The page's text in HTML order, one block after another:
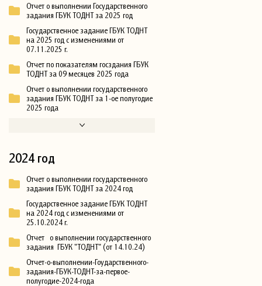
Отчет о выполнении Государственного
задания ГБУК ТОДНТ за 2025 год
Государственное задание ГБУК ТОДНТ
на 2025 год с изменениями от
07.11.2025 г.
Отчет по показателям госздания ГБУК
ТОДНТ за 09 месяцев 2025 года
Отчет о выполнении государственного
задания ГБУК ТОДНТ за 1-ое полугодие
2025 года
2024 год
Отчет о выполнении государственного
задания ГБУК ТОДНТ за 2024 год
Государственное задание ГБУК ТОДНТ
на 2024 год с изменениями от
25.10.2024 г.
Отчет о выполнении государственного
задания ГБУК "ТОДНТ" (от 14.10.24)
Отчет-о-выполнении-Гоударственного-
задания-ГБУК-ТОДНТ-за-первое-
полугодие-2024-года